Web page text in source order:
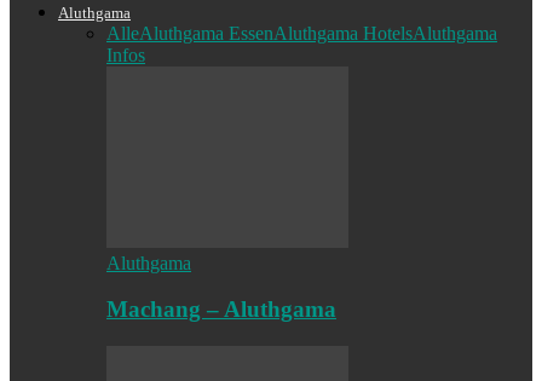
Aluthgama
AlleAluthgama EssenAluthgama HotelsAluthgama
Infos
Aluthgama
Machang – Aluthgama